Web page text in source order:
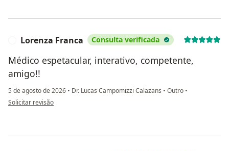
Lorenza Franca Consulta verificada
Médico espetacular, interativo, competente,
amigo!!
5 de agosto de 2026 • Dr. Lucas Campomizzi Calazans • Outro •
na opinião do utilizador Lorenza Franca
Solicitar revisão